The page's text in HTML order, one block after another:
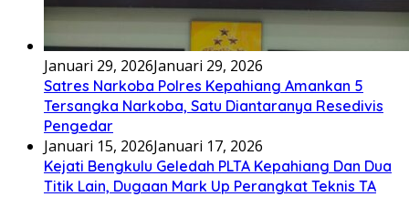
Januari 29, 2026Januari 29, 2026
Satres Narkoba Polres Kepahiang Amankan 5
Tersangka Narkoba, Satu Diantaranya Resedivis
Pengedar
Januari 15, 2026Januari 17, 2026
Kejati Bengkulu Geledah PLTA Kepahiang Dan Dua
Titik Lain, Dugaan Mark Up Perangkat Teknis TA